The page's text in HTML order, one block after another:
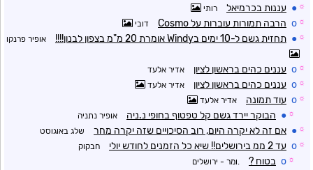
☼
● עננות בכרמיאל רותי
☼
o הרבה תמורות עוברות על Cosmo דובי
☼
● תחזית גשם ל-10 ימים בWindy אומרת 20 מ"מ בצפון לבנון!!!! אופיר פרנקו
☼
o עננים כהים בראשון לציון אדיר אלעד
☼
o עננים כהים בראשון לציון אדיר אלעד
☼
o עוד תמונה אדיר אלעד
☼
● הבוקר יירד גשם קל טפטוף בחופי נ.ניה אופיר נתניה
☼
● אם זה לא יקרה היום, רוב הסיכויים שזה יקרה מחר שלג באוגוסט
☼
o עד 2 ממ בירושלים!! שיא כל הזמנים לחודש יולי חבקוק
☼
o בטוח ? .ומר - ירושלים